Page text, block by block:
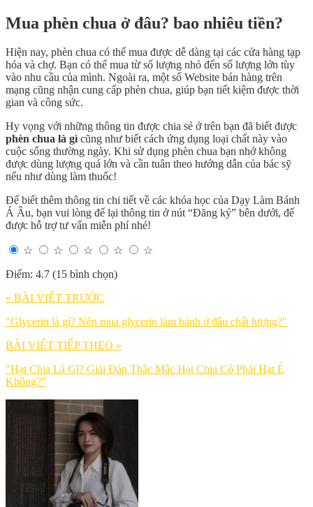
Mua phèn chua ở đâu? bao nhiêu tiền?
Hiện nay, phèn chua có thể mua được dễ dàng tại các cửa hàng tạp
hóa và chợ. Bạn có thể mua từ số lượng nhỏ đến số lượng lớn tùy
vào nhu cầu của mình. Ngoài ra, một số Website bán hàng trên
mạng cũng nhận cung cấp phèn chua, giúp bạn tiết kiệm được thời
gian và công sức.
Hy vọng với những thông tin được chia sẻ ở trên bạn đã biết được
phèn chua là gìcũng như biết cách ứng dụng loại chất này vào
cuộc sống thường ngày. Khi sử dụng phèn chua bạn nhớ không
được dùng lượng quá lớn và cần tuân theo hướng dẫn của bác sỹ
nếu như dùng làm thuốc!
Để biết thêm thông tin chi tiết về các khóa học của Dạy Làm Bánh
Á Âu, bạn vui lòng để lại thông tin ở nút “Đăng ký” bên dưới, để
được hỗ trợ tư vấn miễn phí nhé!
☆ ☆ ☆ ☆
☆
Điểm: 4.7 (15 bình chọn)
« BÀI VIẾT TRƯỚC
"Glycerin là gì? Nên mua glycerin làm bánh ở đâu chất lượng?"
BÀI VIẾT TIẾP THEO »
"Hạt Chia Là Gì? Giải Đáp Thắc Mắc Hạt Chia Có Phải Hạt É
Không?"